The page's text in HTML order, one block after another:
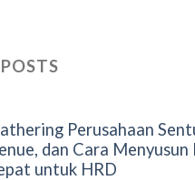
Perusahaan
dan Cara
untuk HRD